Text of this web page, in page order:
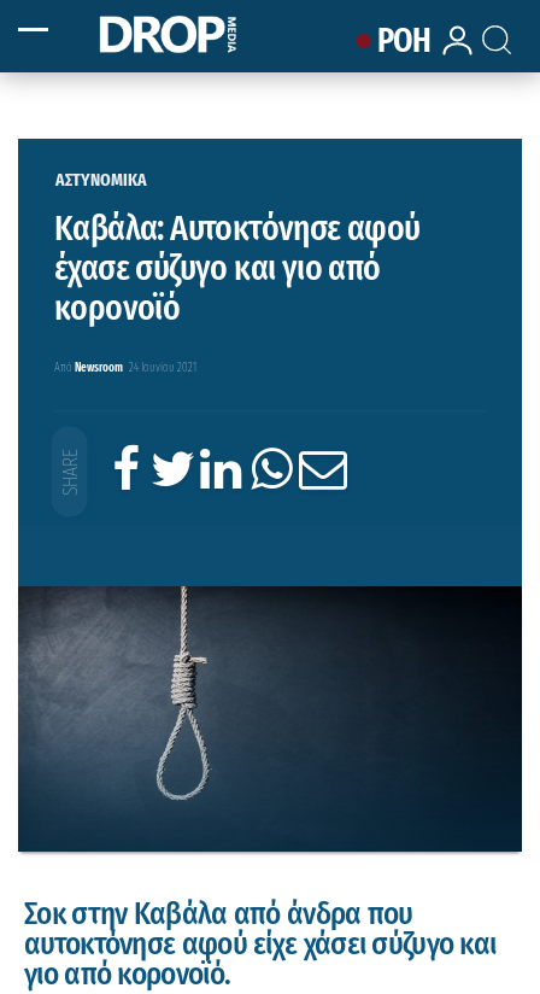
ΡΟΗ
ΑΣΤΥΝΟΜΙΚΑ
Καβάλα: Αυτοκτόνησε αφού
έχασε σύζυγο και γιο από
κορoνοϊό
Από Newsroom 24 Ιουνίου 2021
Σοκ στην Καβάλα από άνδρα που
αυτοκτόνησε αφού είχε χάσει σύζυγο και
γιο από κορoνοϊό.